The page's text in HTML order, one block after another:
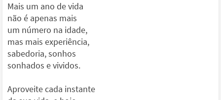
Mais um ano de vida
não é apenas mais
um número na idade,
mas mais experiência,
sabedoria, sonhos
sonhados e vividos.
Aproveite cada instante